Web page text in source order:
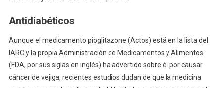
Antidiabéticos
Aunque el medicamento pioglitazone (Actos) está en la lista del
IARC y la propia Administración de Medicamentos y Alimentos
(FDA, por sus siglas en inglés) ha advertido sobre él por causar
cáncer de vejiga, recientes estudios dudan de que la medicina